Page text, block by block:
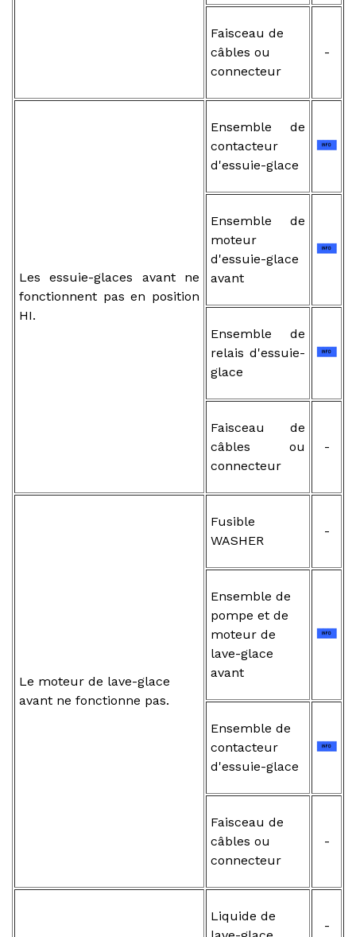
Faisceau de
câbles ou
connecteur
-
Les essuie-glaces avant ne
fonctionnent pas en position
HI.
Ensemble de
contacteur
d'essuie-glace
Ensemble de
moteur
d'essuie-glace
avant
Ensemble de
relais d'essuie-
glace
Faisceau de
câbles ou
connecteur
-
Le moteur de lave-glace
avant ne fonctionne pas.
Fusible
WASHER
-
Ensemble de
pompe et de
moteur de
lave-glace
avant
Ensemble de
contacteur
d'essuie-glace
Faisceau de
câbles ou
connecteur
-
Liquide de
-